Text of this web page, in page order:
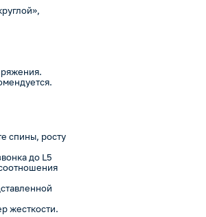
спины, росту
до L5
жесткости.